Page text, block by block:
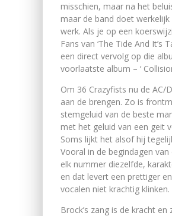
misschien, maar na het
maar de band doet
werk. Als je op een
Fans van ‘The Tide And It’s
een direct vervolg op die
voorlaatste album – ‘
Om 36 Crazyfists nu de
aan de brengen. Zo is
stemgeluid van de beste
met het geluid van een geit
Soms lijkt het alsof hij
Vooral in de begindagen
elk nummer diezelfde,
en dat levert een prettiger
vocalen niet krachtig klinken.
Brock’s zang is de kracht